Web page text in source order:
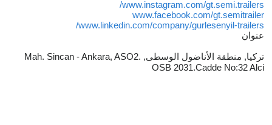
www.instagram.com/gt.semi.trailers/
www.facebook.com/gt.semitrailer
www.linkedin.com/company/gurlesenyil-trailers/
عنوان
تركيا, منطقة الأناضول الوسطى, Mah. Sincan - Ankara, ASO2.
OSB 2031.Cadde No:32 Alci